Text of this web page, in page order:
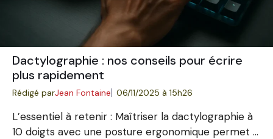
Dactylographie : nos conseils pour écrire
plus rapidement
Rédigé parJean Fontaine 06/11/2025 à 15h26
L’essentiel à retenir : Maîtriser la dactylographie à
10 doigts avec une posture ergonomique permet ...